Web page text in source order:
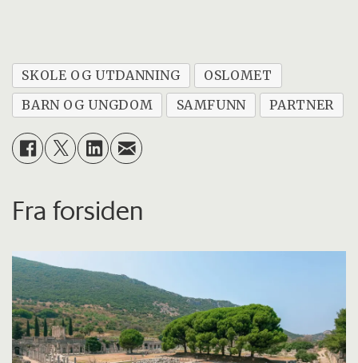
SKOLE OG UTDANNING
OSLOMET
BARN OG UNGDOM
SAMFUNN PARTNER
Fra forsiden